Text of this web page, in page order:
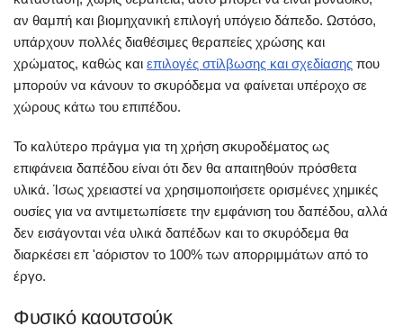
αν θαμπή και βιομηχανική επιλογή υπόγειο δάπεδο. Ωστόσο,
υπάρχουν πολλές διαθέσιμες θεραπείες χρώσης και
χρώματος, καθώς και επιλογές στίλβωσης και σχεδίασης που
μπορούν να κάνουν το σκυρόδεμα να φαίνεται υπέροχο σε
χώρους κάτω του επιπέδου.
Το καλύτερο πράγμα για τη χρήση σκυροδέματος ως
επιφάνεια δαπέδου είναι ότι δεν θα απαιτηθούν πρόσθετα
υλικά. Ίσως χρειαστεί να χρησιμοποιήσετε ορισμένες χημικές
ουσίες για να αντιμετωπίσετε την εμφάνιση του δαπέδου, αλλά
δεν εισάγονται νέα υλικά δαπέδων και το σκυρόδεμα θα
διαρκέσει επ 'αόριστον το 100% των απορριμμάτων από το
έργο.
Φυσικό καουτσούκ